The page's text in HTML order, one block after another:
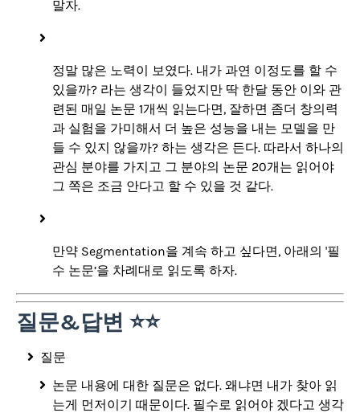
말자.
정말 많은 노력이 보였다. 내가 과연 이정도를 할 수
있을까? 라는 생각이 들었지만 딱 한달 동안 이와 관
련된 매일 논문 1개씩 읽는다면, 잘하면 좀더 창의력
과 실험을 가미해서 더 높은 성능을 내는 모델을 만
들 수 있지 않을까? 하는 생각은 든다. 따라서 하나의
관심 분야를 가지고 그 분야의 논문 20개는 읽어야
그 쪽은 조금 안다고 할 수 있을 것 같다.
만약 Segmentation을 계속 하고 싶다면, 아래의 '필
수 논문’을 차례대로 읽도록 하자.
질문&답변 ⭐⭐​
질문
논문 내용에 대한 질문은 없다. 왜냐면 내가 찾아 읽
는게 먼저이기 때문이다. 필수로 읽어야 겠다고 생각